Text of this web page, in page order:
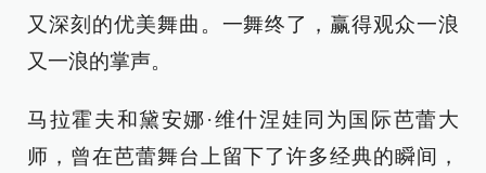
又深刻的优美舞曲。一舞终了，赢得观众一浪
又一浪的掌声。
马拉霍夫和黛安娜·维什涅娃同为国际芭蕾大
师，曾在芭蕾舞台上留下了许多经典的瞬间，